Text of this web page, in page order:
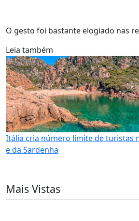
O gesto foi bastante elogiado nas
Leia também
Itália cria número limite de turistas
e da Sardenha
Mais Vistas